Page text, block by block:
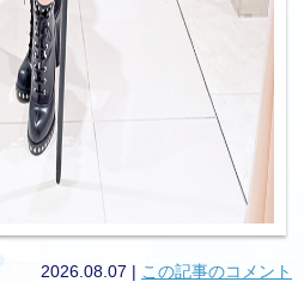
2026.08.07 | この記事のコメント